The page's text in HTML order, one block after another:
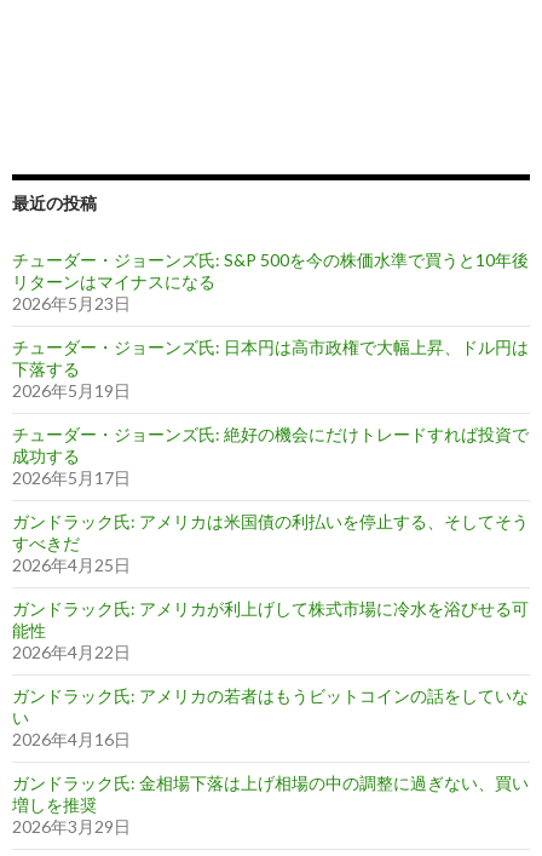
最近の投稿
チューダー・ジョーンズ氏: S&P 500を今の株価水準で買うと10年後
リターンはマイナスになる
2026年5月23日
チューダー・ジョーンズ氏: 日本円は高市政権で大幅上昇、ドル円は
下落する
2026年5月19日
チューダー・ジョーンズ氏: 絶好の機会にだけトレードすれば投資で
成功する
2026年5月17日
ガンドラック氏: アメリカは米国債の利払いを停止する、そしてそう
すべきだ
2026年4月25日
ガンドラック氏: アメリカが利上げして株式市場に冷水を浴びせる可
能性
2026年4月22日
ガンドラック氏: アメリカの若者はもうビットコインの話をしていな
い
2026年4月16日
ガンドラック氏: 金相場下落は上げ相場の中の調整に過ぎない、買い
増しを推奨
2026年3月29日